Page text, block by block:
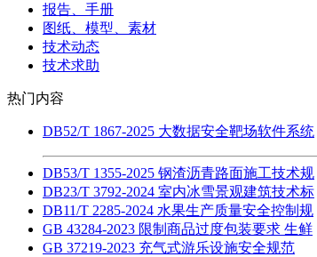
报告、手册
图纸、模型、素材
技术动态
技术求助
热门内容
DB52/T 1867-2025 大数据安全靶场软件系统
DB53/T 1355-2025 钢渣沥青路面施工技术规
DB23/T 3792-2024 室内冰雪景观建筑技术标
DB11/T 2285-2024 水果生产质量安全控制规
GB 43284-2023 限制商品过度包装要求 生鲜
GB 37219-2023 充气式游乐设施安全规范